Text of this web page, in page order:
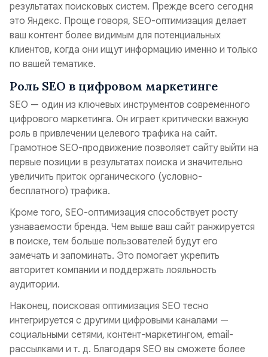
результатах поисковых систем. Прежде всего сегодня
это Яндекс. Проще говоря, SEO-оптимизация делает
ваш контент более видимым для потенциальных
клиентов, когда они ищут информацию именно и только
по вашей тематике.
Роль SEO в цифровом маркетинге
SEO — один из ключевых инструментов современного
цифрового маркетинга. Он играет критически важную
роль в привлечении целевого трафика на сайт.
Грамотное SEO-продвижение позволяет сайту выйти на
первые позиции в результатах поиска и значительно
увеличить приток органического (условно-
бесплатного) трафика.
Кроме того, SEO-оптимизация способствует росту
узнаваемости бренда. Чем выше ваш сайт ранжируется
в поиске, тем больше пользователей будут его
замечать и запоминать. Это помогает укрепить
авторитет компании и поддержать лояльность
аудитории.
Наконец, поисковая оптимизация SEO тесно
интегрируется с другими цифровыми каналами —
социальными сетями, контент-маркетингом, email-
рассылками и т. д. Благодаря SEO вы сможете более